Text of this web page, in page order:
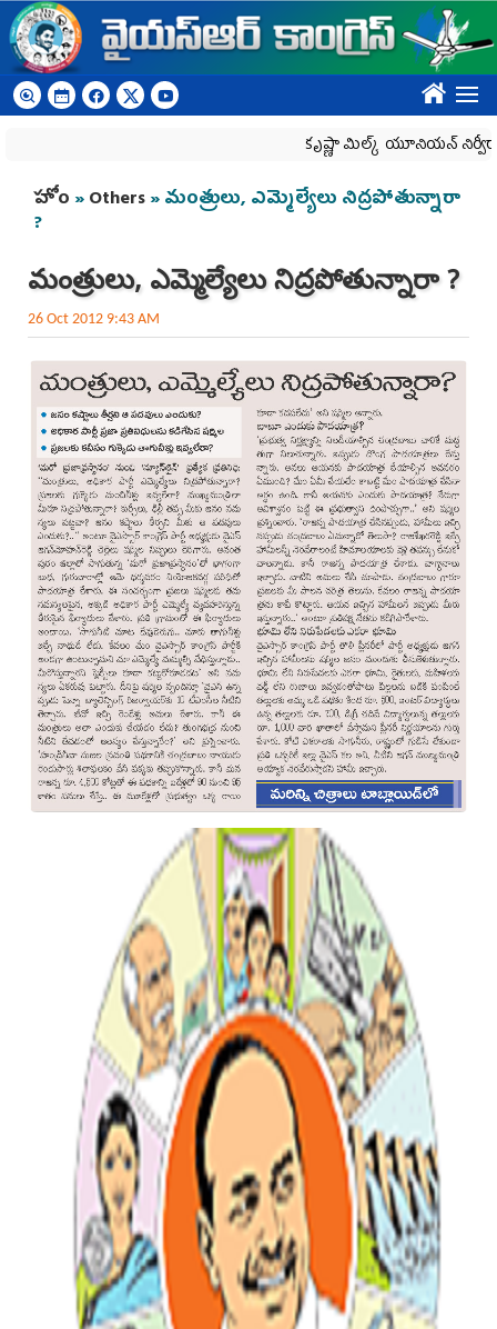
Skip to main content
????
కృష్ణా మిల్క్‌ యూనియన్‌ నిర్వీర్యానికి
You are here
హోం »Others» మంత్రులు, ఎమ్మెల్యేలు నిద్రపోతున్నారా
?
మంత్రులు, ఎమ్మెల్యేలు నిద్రపోతున్నారా ?
26 Oct 2012 9:43 AM